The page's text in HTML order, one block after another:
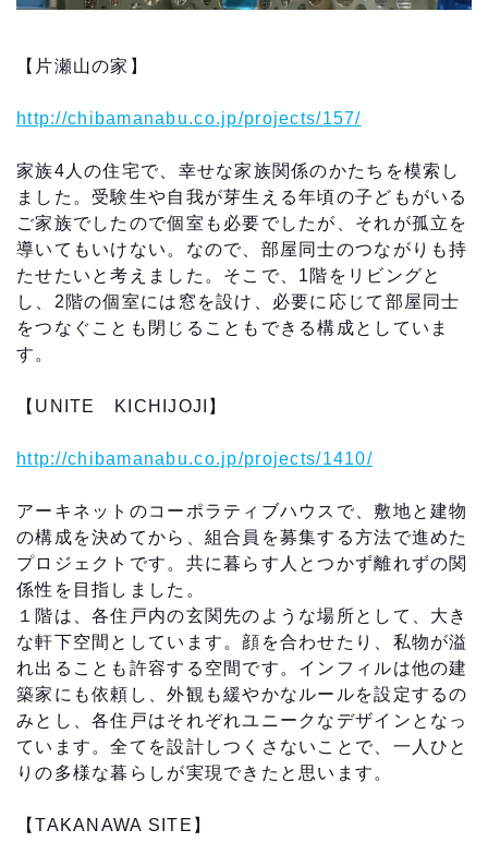
【片瀬山の家】
http://chibamanabu.co.jp/projects/157/
家族4人の住宅で、幸せな家族関係のかたちを模索し
ました。受験生や自我が芽生える年頃の子どもがいる
ご家族でしたので個室も必要でしたが、それが孤立を
導いてもいけない。なので、部屋同士のつながりも持
たせたいと考えました。そこで、1階をリビングと
し、2階の個室には窓を設け、必要に応じて部屋同士
をつなぐことも閉じることもできる構成としていま
す。
【UNITE KICHIJOJI】
http://chibamanabu.co.jp/projects/1410/
アーキネットのコーポラティブハウスで、敷地と建物
の構成を決めてから、組合員を募集する方法で進めた
プロジェクトです。共に暮らす人とつかず離れずの関
係性を目指しました。
１階は、各住戸内の玄関先のような場所として、大き
な軒下空間としています。顔を合わせたり、私物が溢
れ出ることも許容する空間です。インフィルは他の建
築家にも依頼し、外観も緩やかなルールを設定するの
みとし、各住戸はそれぞれユニークなデザインとなっ
ています。全てを設計しつくさないことで、一人ひと
りの多様な暮らしが実現できたと思います。
【TAKANAWA SITE】